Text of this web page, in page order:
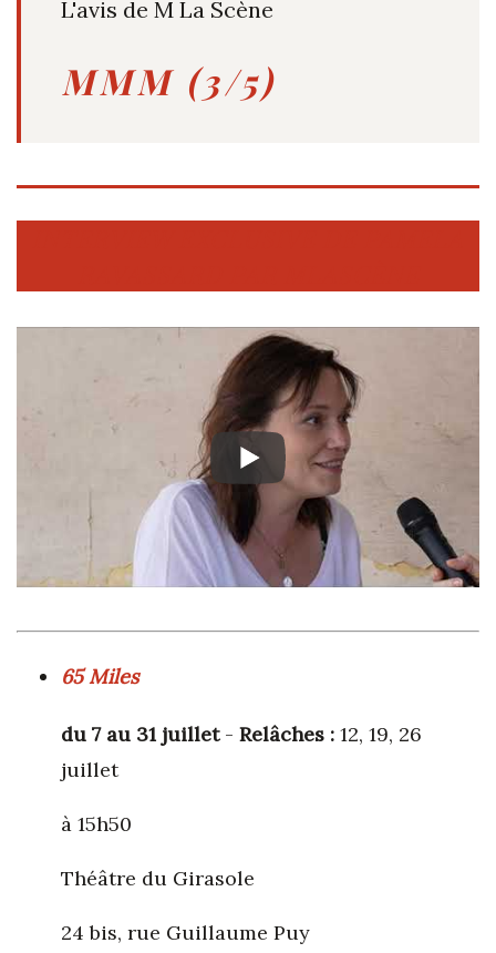
L'avis de M La Scène
MMM (3/5)
65 Miles
du 7 au 31 juillet- Relâches : 12, 19, 26
juillet
à 15h50
Théâtre du Girasole
24 bis, rue Guillaume Puy